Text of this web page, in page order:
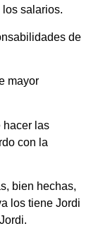
salarios.
de
mayor
hacer las
con la
bien hechas,
los tiene Jordi